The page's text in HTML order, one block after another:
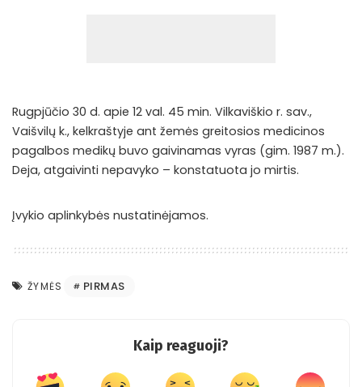
Rugpjūčio 30 d. apie 12 val. 45 min. Vilkaviškio r. sav.,
Vaišvilų k., kelkraštyje ant žemės greitosios medicinos
pagalbos medikų buvo gaivinamas vyras (gim. 1987 m.).
Deja, atgaivinti nepavyko – konstatuota jo mirtis.
Įvykio aplinkybės nustatinėjamos.
ŽYMĖS PIRMAS
Kaip reaguoji?